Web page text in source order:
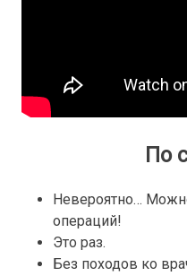
По
Невероятно…
операций!
Это раз.
Без походов ко